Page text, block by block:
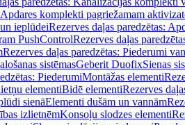
komplekti pagriežamam
ieplūdeiRezerves daļas paredzētas:
PushControlRezerves daļas
Rezerves daļas paredzētas: Piederumi
sistēmasGeberit DuofixSienas
PiederumiMontāžas elementi
elementiBidē elementiRezerves
sienāElementi dušām un vannām
izlietnēmKonsoļu slodzes elementi